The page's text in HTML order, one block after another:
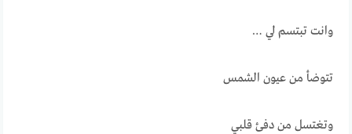
وانت تبتسم لي …
تتوضأ من عيون الشمس
وتغتسل من دفئ قلبي